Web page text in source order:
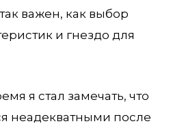
важен, как выбор
и гнездо для
я стал замечать, что
неадекватными после